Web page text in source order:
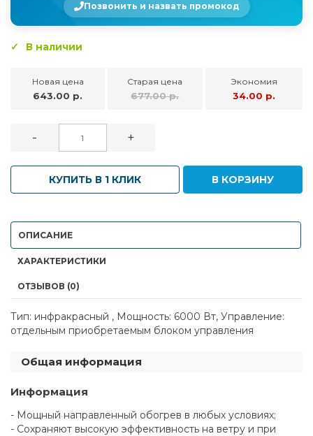
Позвонить и назвать промокод
В наличии
Новая цена
643.00 р.
Старая цена
677.00 р.
Экономия
34.00 р.
- +
КУПИТЬ В 1 КЛИК В КОРЗИНУ
ОПИСАНИЕ
ХАРАКТЕРИСТИКИ
ОТЗЫВОВ (0)
Тип: инфракрасный , Мощность: 6000 Вт, Управление:
отдельным приобретаемым блоком управления
Общая информация
Информация
- Мощный направленный обогрев в любых условиях;
- Сохраняют высокую эффективность на ветру и при